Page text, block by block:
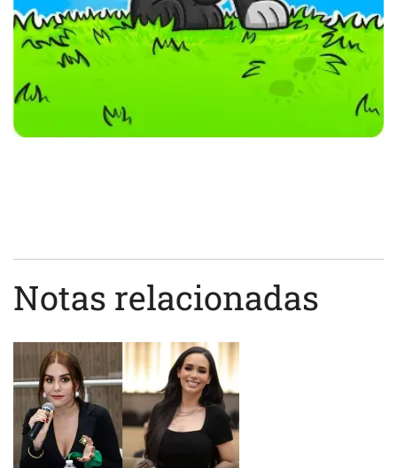
Notas relacionadas